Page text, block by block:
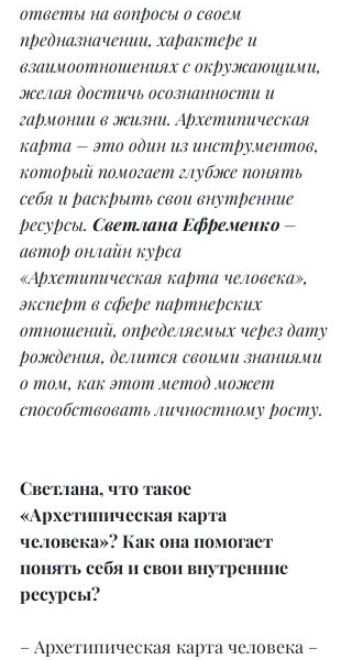
ответы на вопросы о своем
предназначении, характере и
взаимоотношениях с окружающими,
желая достичь осознанности и
гармонии в жизни. Архетипическая
карта – это один из инструментов,
который помогает глубже понять
себя и раскрыть свои внутренние
ресурсы. Светлана Ефременко –
автор онлайн курса
«Архетипическая карта человека»,
эксперт в сфере партнерских
отношений, определяемых через дату
рождения, делится своими знаниями
о том, как этот метод может
способствовать личностному росту.
Светлана, что такое
«Архетипическая карта
человека»? Как она помогает
понять себя и свои внутренние
ресурсы?
– Архетипическая карта человека –